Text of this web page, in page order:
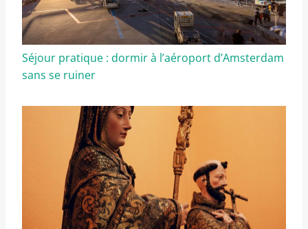
Séjour pratique : dormir à l’aéroport d’Amsterdam
sans se ruiner